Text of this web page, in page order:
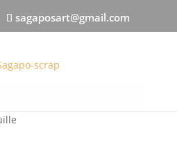
sagaposart@gmail.com